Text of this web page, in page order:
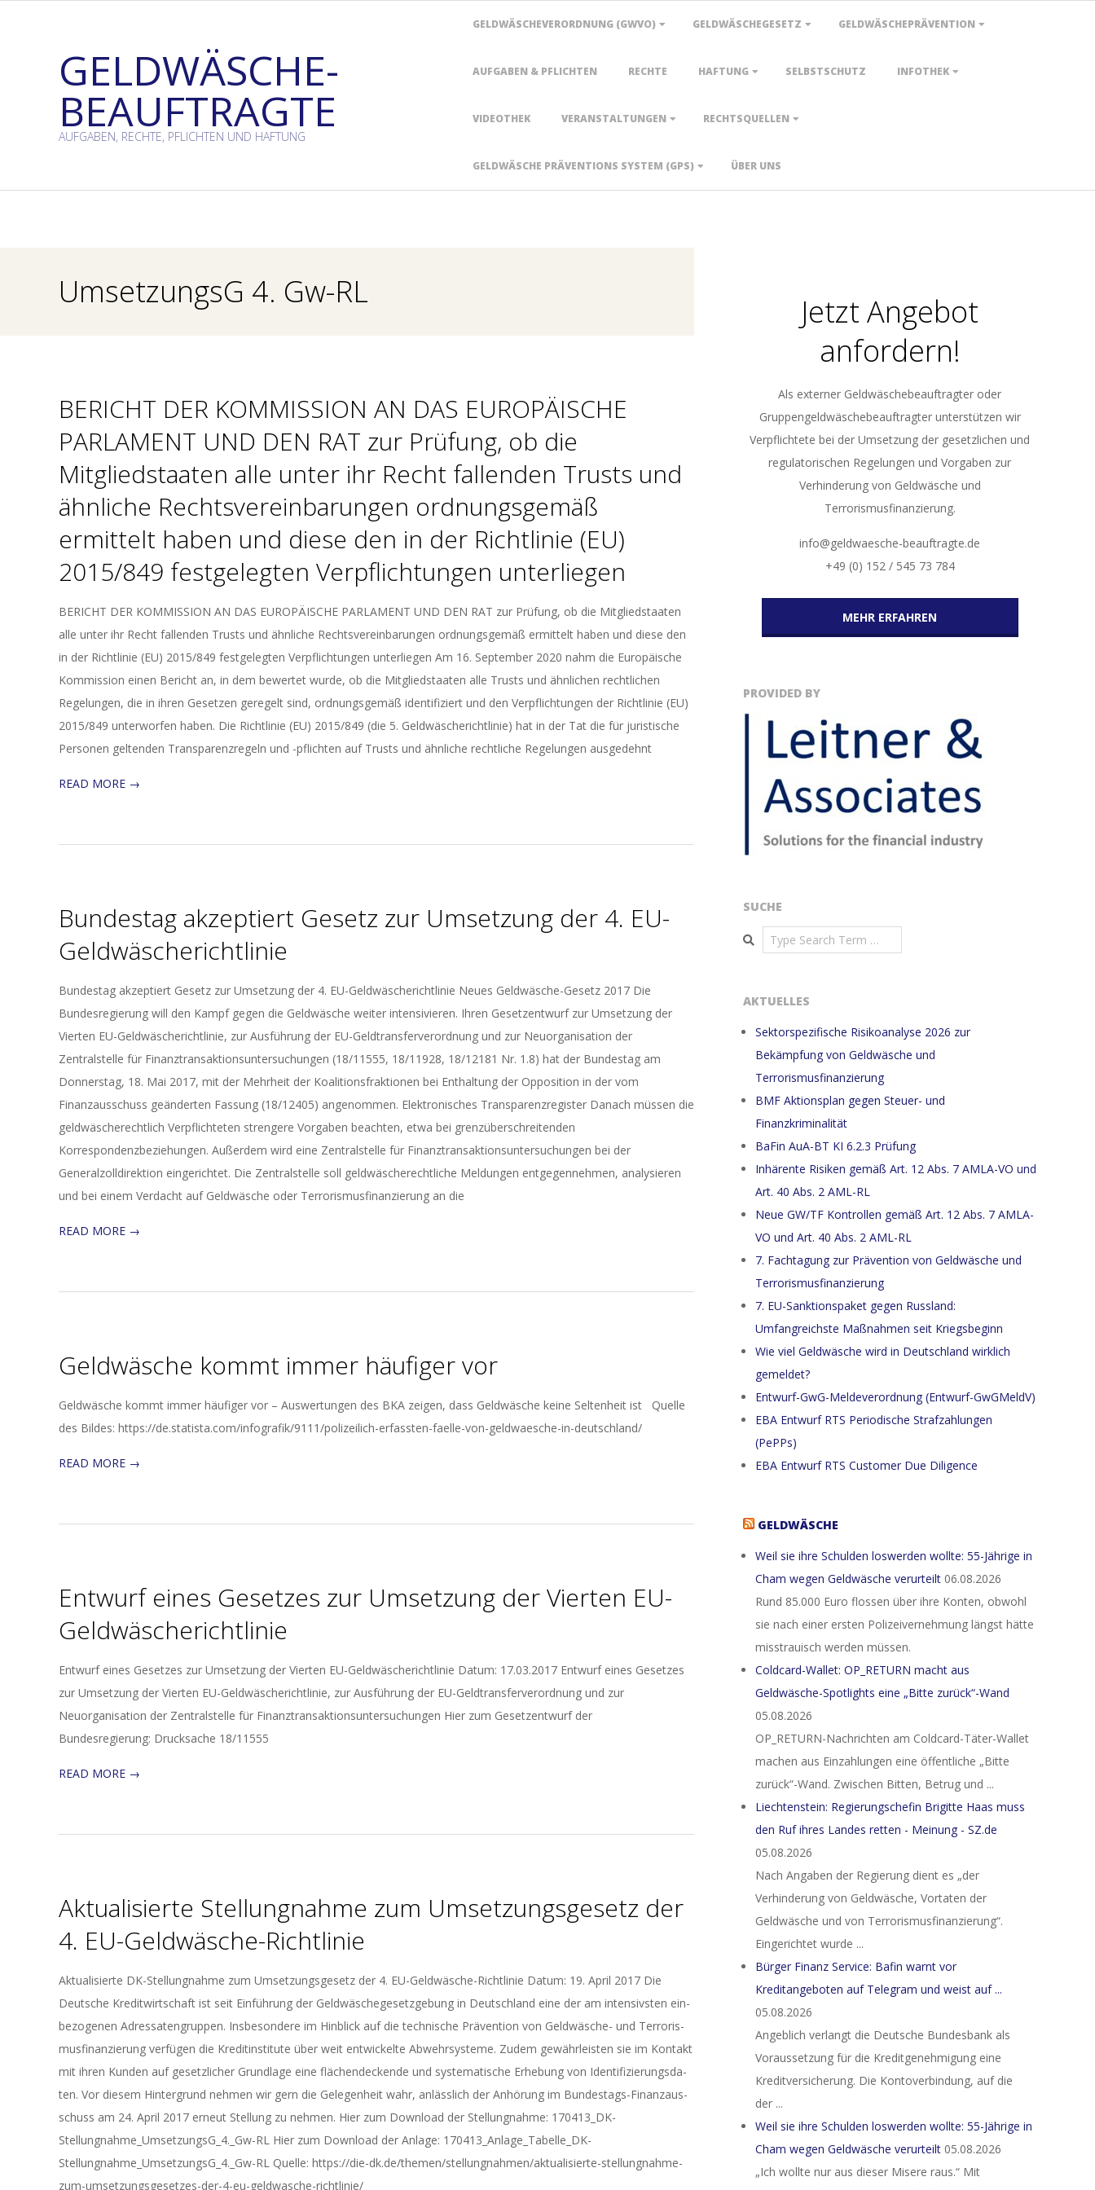
GELDWÄSCHE-
BEAUFTRAGTE
AUFGABEN, RECHTE, PFLICHTEN UND HAFTUNG
GELDWÄSCHEVERORDNUNG (GWVO) GELDWÄSCHEGESETZ GELDWÄSCHEPRÄVENTION
AUFGABEN & PFLICHTEN RECHTE HAFTUNG SELBSTSCHUTZ INFOTHEK
VIDEOTHEK VERANSTALTUNGEN RECHTSQUELLEN
GELDWÄSCHE PRÄVENTIONS SYSTEM (GPS) ÜBER UNS
UmsetzungsG 4. Gw-RL
BERICHT DER KOMMISSION AN DAS EUROPÄISCHE
PARLAMENT UND DEN RAT zur Prüfung, ob die
Mitgliedstaaten alle unter ihr Recht fallenden Trusts und
ähnliche Rechtsvereinbarungen ordnungsgemäß
ermittelt haben und diese den in der Richtlinie (EU)
2015/849 festgelegten Verpflichtungen unterliegen
2020-
10-
19
BERICHT DER KOMMISSION AN DAS EUROPÄISCHE PARLAMENT UND DEN RAT zur Prüfung, ob die Mitgliedstaaten
alle unter ihr Recht fallenden Trusts und ähnliche Rechtsvereinbarungen ordnungsgemäß ermittelt haben und diese den
in der Richtlinie (EU) 2015/849 festgelegten Verpflichtungen unterliegen Am 16. September 2020 nahm die Europäische
Kommission einen Bericht an, in dem bewertet wurde, ob die Mitgliedstaaten alle Trusts und ähnlichen rechtlichen
Regelungen, die in ihren Gesetzen geregelt sind, ordnungsgemäß identifiziert und den Verpflichtungen der Richtlinie (EU)
2015/849 unterworfen haben. Die Richtlinie (EU) 2015/849 (die 5. Geldwäscherichtlinie) hat in der Tat die für juristische
Personen geltenden Transparenzregeln und -pflichten auf Trusts und ähnliche rechtliche Regelungen ausgedehnt
READ MORE →
Bundestag akzeptiert Gesetz zur Umsetzung der 4. EU-
Geldwäscherichtlinie
2017-
05-
25
Bundestag akzeptiert Gesetz zur Umsetzung der 4. EU-Geldwäscherichtlinie Neues Geldwäsche-Gesetz 2017 Die
Bundesregierung will den Kampf gegen die Geldwäsche weiter intensivieren. Ihren Gesetzentwurf zur Umsetzung der
Vierten EU-Geldwäscherichtlinie, zur Ausführung der EU-Geldtransferverordnung und zur Neuorganisation der
Zentralstelle für Finanztransaktionsuntersuchungen (18/11555, 18/11928, 18/12181 Nr. 1.8) hat der Bundestag am
Donnerstag, 18. Mai 2017, mit der Mehrheit der Koalitionsfraktionen bei Enthaltung der Opposition in der vom
Finanzausschuss geänderten Fassung (18/12405) angenommen. Elektronisches Transparenzregister Danach müssen die
geldwäscherechtlich Verpflichteten strengere Vorgaben beachten, etwa bei grenzüberschreitenden
Korrespondenzbeziehungen. Außerdem wird eine Zentralstelle für Finanztransaktionsuntersuchungen bei der
Generalzolldirektion eingerichtet. Die Zentralstelle soll geldwäscherechtliche Meldungen entgegennehmen, analysieren
und bei einem Verdacht auf Geldwäsche oder Terrorismusfinanzierung an die
READ MORE →
Geldwäsche kommt immer häufiger vor
2017-
04-
Geldwäsche kommt immer häufiger vor – Auswertungen des BKA zeigen, dass Geldwäsche keine Seltenheit ist Quelle
des Bildes: https://de.statista.com/infografik/9111/polizeilich-erfassten-faelle-von-geldwaesche-in-deutschland/
READ MORE →
Entwurf eines Gesetzes zur Umsetzung der Vierten EU-
Geldwäscherichtlinie
2017-
04-
20
Entwurf eines Gesetzes zur Umsetzung der Vierten EU-Geldwäscherichtlinie Datum: 17.03.2017 Entwurf eines Gesetzes
zur Umsetzung der Vierten EU-Geldwäscherichtlinie, zur Ausführung der EU-Geldtransferverordnung und zur
Neuorganisation der Zentralstelle für Finanztransaktionsuntersuchungen Hier zum Gesetzentwurf der
Bundesregierung: Drucksache 18/11555
READ MORE →
Ak­tua­li­sier­te Stel­lung­nah­me zum Um­set­zungs­ge­setz der
4. EU-Geld­wä­sche-Richt­li­nie
2017-
04-
20
Ak­tua­li­sier­te DK-Stel­lung­nah­me zum Um­set­zungs­ge­setz der 4. EU-Geld­wä­sche-Richt­li­nie Datum: 19. April 2017 Die
Deut­sche Kre­dit­wirt­schaft ist seit Ein­füh­rung der Geld­wä­sche­ge­setz­ge­bung in Deutsch­land eine der am in­ten­sivs­ten ein­
be­zo­ge­nen Adres­sa­ten­grup­pen. Ins­be­son­de­re im Hin­blick auf die tech­ni­sche Prä­ven­ti­on von Geld­wä­sche- und Ter­ro­ris­
mus­fi­nan­zie­rung ver­fü­gen die Kre­dit­in­sti­tu­te über weit ent­wi­ckel­te Ab­wehr­sys­te­me. Zudem ge­währ­leis­ten sie im Kon­takt
mit ihren Kun­den auf ge­setz­li­cher Grund­la­ge eine flä­chen­de­cken­de und sys­te­ma­ti­sche Er­he­bung von Iden­ti­fi­zie­rungs­da­
ten. Vor die­sem Hin­ter­grund neh­men wir gern die Ge­le­gen­heit wahr, an­läss­lich der An­hö­rung im Bun­des­tags-Fi­nanz­aus­
schuss am 24. April 2017 er­neut Stel­lung zu neh­men. Hier zum Download der Stellungnahme: 170413_DK-
Stellungnahme_UmsetzungsG_4._Gw-RL Hier zum Download der Anlage: 170413_Anlage_Tabelle_DK-
Stellungnahme_UmsetzungsG_4._Gw-RL Quelle: https://die-dk.de/themen/stellungnahmen/aktualisierte-stellungnahme-
zum-umsetzungsgesetzes-der-4-eu-geldwasche-richtlinie/
Jetzt Angebot
anfordern!
Als externer Geldwäschebeauftragter oder
Gruppengeldwäschebeauftragter unterstützen wir
Verpflichtete bei der Umsetzung der gesetzlichen und
regulatorischen Regelungen und Vorgaben zur
Verhinderung von Geldwäsche und
Terrorismusfinanzierung.
info@geldwaesche-beauftragte.de
+49 (0) 152 / 545 73 784
MEHR ERFAHREN
PROVIDED BY
SUCHE
Search
AKTUELLES
Sektorspezifische Risikoanalyse 2026 zur
Bekämpfung von Geldwäsche und
Terrorismusfinanzierung
BMF Aktionsplan gegen Steuer- und
Finanzkriminalität
BaFin AuA-BT KI 6.2.3 Prüfung
Inhärente Risiken gemäß Art. 12 Abs. 7 AMLA-VO und
Art. 40 Abs. 2 AML-RL
Neue GW/TF Kontrollen gemäß Art. 12 Abs. 7 AMLA-
VO und Art. 40 Abs. 2 AML-RL
7. Fachtagung zur Prävention von Geldwäsche und
Terrorismusfinanzierung
7. EU-Sanktionspaket gegen Russland:
Umfangreichste Maßnahmen seit Kriegsbeginn
Wie viel Geldwäsche wird in Deutschland wirklich
gemeldet?
Entwurf-GwG-Meldeverordnung (Entwurf-GwGMeldV)
EBA Entwurf RTS Periodische Strafzahlungen
(PePPs)
EBA Entwurf RTS Customer Due Diligence
GELDWÄSCHE
Weil sie ihre Schulden loswerden wollte: 55-Jährige in
Cham wegen Geldwäsche verurteilt 06.08.2026
Rund 85.000 Euro flossen über ihre Konten, obwohl
sie nach einer ersten Polizeivernehmung längst hätte
misstrauisch werden müssen.
Coldcard-Wallet: OP_RETURN macht aus
Geldwäsche-Spotlights eine „Bitte zurück“-Wand
05.08.2026
OP_RETURN-Nachrichten am Coldcard-Täter-Wallet
machen aus Einzahlungen eine öffentliche „Bitte
zurück“-Wand. Zwischen Bitten, Betrug und ...
Liechtenstein: Regierungschefin Brigitte Haas muss
den Ruf ihres Landes retten - Meinung - SZ.de
05.08.2026
Nach Angaben der Regierung dient es „der
Verhinderung von Geldwäsche, Vortaten der
Geldwäsche und von Terrorismusfinanzierung“.
Eingerichtet wurde ...
Bürger Finanz Service: Bafin warnt vor
Kreditangeboten auf Telegram und weist auf ...
05.08.2026
Angeblich verlangt die Deutsche Bundesbank als
Voraussetzung für die Kreditgenehmigung eine
Kreditversicherung. Die Kontoverbindung, auf die
der ...
Weil sie ihre Schulden loswerden wollte: 55-Jährige in
Cham wegen Geldwäsche verurteilt 05.08.2026
„Ich wollte nur aus dieser Misere raus.“ Mit